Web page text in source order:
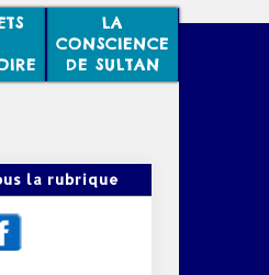
LA
CONSCIENCE
DE SULTAN
la rubrique